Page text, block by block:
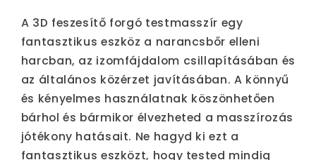
A 3D feszesítő forgó testmasszír egy
fantasztikus eszköz a narancsbőr elleni
harcban, az izomfájdalom csillapításában és
az általános közérzet javításában. A könnyű
és kényelmes használatnak köszönhetően
bárhol és bármikor élvezheted a masszírozás
jótékony hatásait. Ne hagyd ki ezt a
fantasztikus eszközt, hogy tested mindig